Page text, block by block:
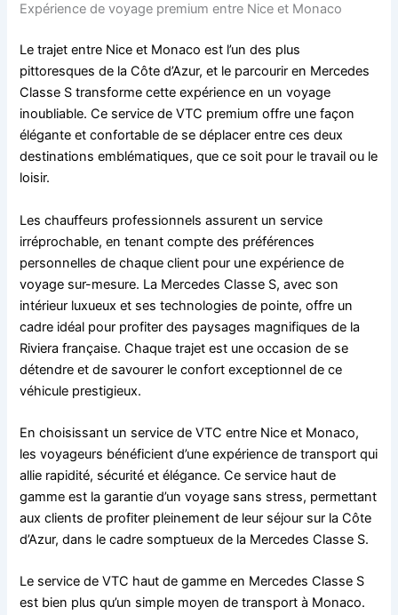
Expérience de voyage premium entre Nice et Monaco
Le trajet entre Nice et Monaco est l’un des plus
pittoresques de la Côte d’Azur, et le parcourir en Mercedes
Classe S transforme cette expérience en un voyage
inoubliable. Ce service de VTC premium offre une façon
élégante et confortable de se déplacer entre ces deux
destinations emblématiques, que ce soit pour le travail ou le
loisir.
Les chauffeurs professionnels assurent un service
irréprochable, en tenant compte des préférences
personnelles de chaque client pour une expérience de
voyage sur-mesure. La Mercedes Classe S, avec son
intérieur luxueux et ses technologies de pointe, offre un
cadre idéal pour profiter des paysages magnifiques de la
Riviera française. Chaque trajet est une occasion de se
détendre et de savourer le confort exceptionnel de ce
véhicule prestigieux.
En choisissant un service de VTC entre Nice et Monaco,
les voyageurs bénéficient d’une expérience de transport qui
allie rapidité, sécurité et élégance. Ce service haut de
gamme est la garantie d’un voyage sans stress, permettant
aux clients de profiter pleinement de leur séjour sur la Côte
d’Azur, dans le cadre somptueux de la Mercedes Classe S.
Le service de VTC haut de gamme en Mercedes Classe S
est bien plus qu’un simple moyen de transport à Monaco.